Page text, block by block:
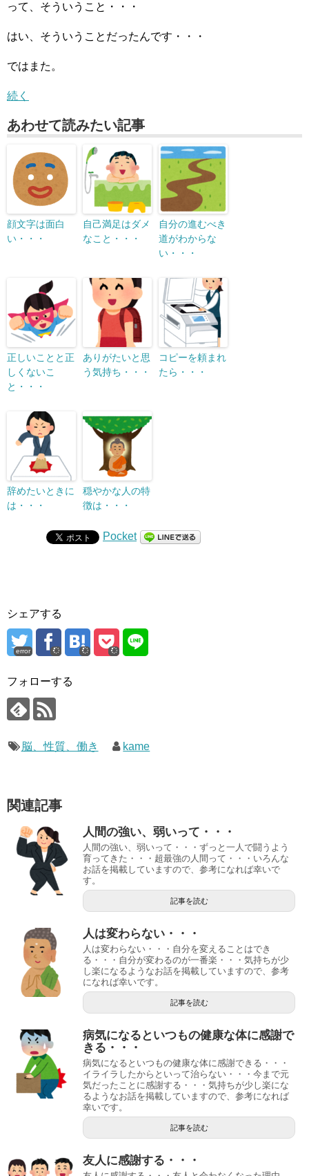
って、そういうこと・・・
はい、そういうことだったんです・・・
ではまた。
続く
あわせて読みたい記事
顔文字は面白
い・・・
自己満足はダメ
なこと・・・
自分の進むべき
道がわからな
い・・・
正しいことと正
しくないこ
と・・・
ありがたいと思
う気持ち・・・
コピーを頼まれ
たら・・・
辞めたいときに
は・・・
穏やかな人の特
徴は・・・
Pocket
シェアする
error
フォローする
脳、性質、働き kame
関連記事
人間の強い、弱いって・・・
人間の強い、弱いって・・・ずっと一人で闘うよう
育ってきた・・・超最強の人間って・・・いろんな
お話を掲載していますので、参考になれば幸いで
す。
記事を読む
人は変わらない・・・
人は変わらない・・・自分を変えることはでき
る・・・自分が変わるのが一番楽・・・気持ちが少
し楽になるようなお話を掲載していますので、参考
になれば幸いです。
記事を読む
病気になるといつもの健康な体に感謝で
きる・・・
病気になるといつもの健康な体に感謝できる・・・
イライラしたからといって治らない・・・今まで元
気だったことに感謝する・・・気持ちが少し楽にな
るようなお話を掲載していますので、参考になれば
幸いです。
記事を読む
友人に感謝する・・・